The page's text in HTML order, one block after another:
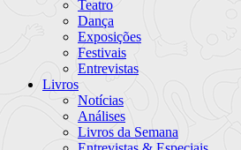
Teatro
Dança
Exposições
Festivais
Entrevistas
Livros
Notícias
Análises
Livros da Semana